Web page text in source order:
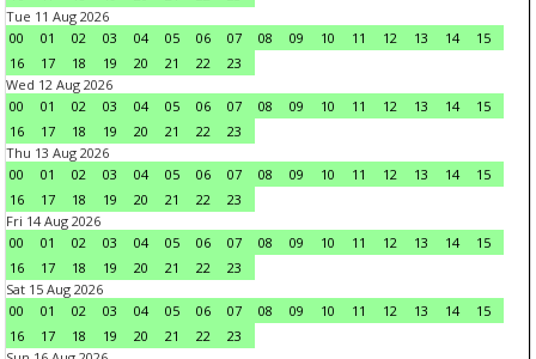
Tue 11 Aug 2026
00
01 02 03 04 05 06 07 08 09 10 11 12 13 14
15
16
17 18 19 20 21 22
23
Wed 12 Aug 2026
00
01 02 03 04 05 06 07 08 09 10 11 12 13 14
15
16
17 18 19 20 21 22
23
Thu 13 Aug 2026
00
01 02 03 04 05 06 07 08 09 10 11 12 13 14
15
16
17 18 19 20 21 22
23
Fri 14 Aug 2026
00
01 02 03 04 05 06 07 08 09 10 11 12 13 14
15
16
17 18 19 20 21 22
23
Sat 15 Aug 2026
00
01 02 03 04 05 06 07 08 09 10 11 12 13 14
15
16
17 18 19 20 21 22
23